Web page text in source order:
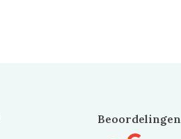
Beoordelingen